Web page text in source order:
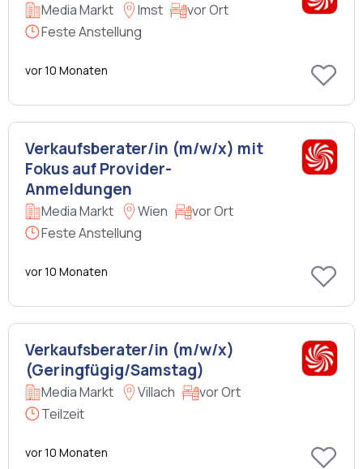
Media Markt Imst
vor Ort
Feste Anstellung
vor 10 Monaten
Verkaufsberater/in (m/w/x) mit
Fokus auf Provider-
Anmeldungen
Media Markt Wien
vor Ort
Feste Anstellung
vor 10 Monaten
Verkaufsberater/in (m/w/x)
(Geringfügig/Samstag)
Media Markt Villach
vor Ort
Teilzeit
vor 10 Monaten